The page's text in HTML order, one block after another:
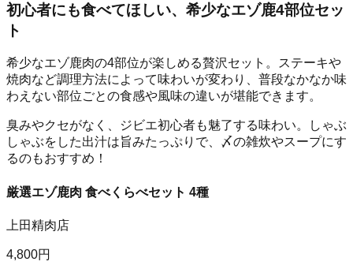
初心者にも食べてほしい、希少なエゾ鹿4部位セッ
ト
希少なエゾ鹿肉の4部位が楽しめる贅沢セット。ステーキや
焼肉など調理方法によって味わいが変わり、普段なかなか味
わえない部位ごとの食感や風味の違いが堪能できます。
臭みやクセがなく、ジビエ初心者も魅了する味わい。しゃぶ
しゃぶをした出汁は旨みたっぷりで、〆の雑炊やスープにす
るのもおすすめ！
厳選エゾ鹿肉 食べくらべセット 4種
上田精肉店
4,800円